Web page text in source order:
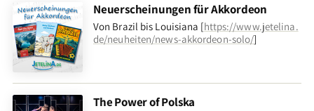
Neuerscheinungen für Akkordeon
Von Brazil bis Louisiana [https://www.jetelina.
de/neuheiten/news-akkordeon-solo/]
The Power of Polska